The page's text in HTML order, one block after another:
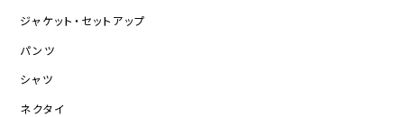
ジャケット・セットアップ
パンツ
シャツ
ネクタイ